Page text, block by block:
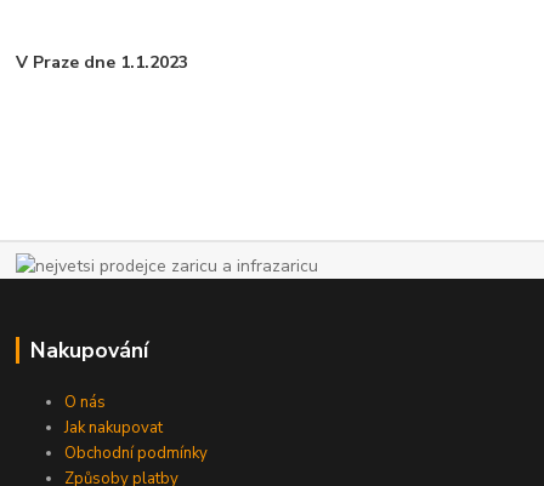
V Praze dne 1.1.2023
Nakupování
O nás
Jak nakupovat
Obchodní podmínky
Způsoby platby